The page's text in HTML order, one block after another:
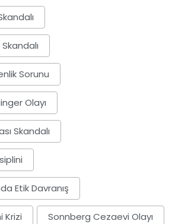
Sorunu
Olayı
Skandalı
Etik Davranış
Krizi Sonnberg Cezaevi Olayı